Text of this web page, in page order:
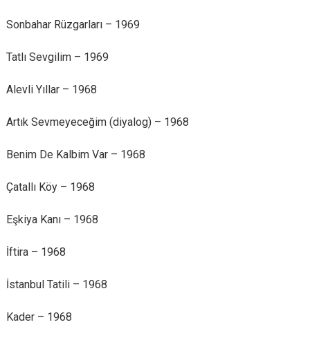
Sonbahar Rüzgarları – 1969
Tatlı Sevgilim – 1969
Alevli Yıllar – 1968
Artık Sevmeyeceğim (diyalog) – 1968
Benim De Kalbim Var – 1968
Çatallı Köy – 1968
Eşkiya Kanı – 1968
İftira – 1968
İstanbul Tatili – 1968
Kader – 1968